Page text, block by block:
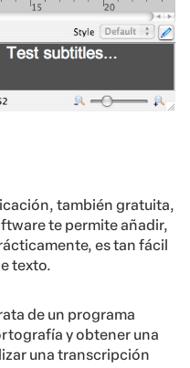
también gratuita,
te permite añadir,
es tan fácil
texto.
de un programa
y obtener una
una transcripción